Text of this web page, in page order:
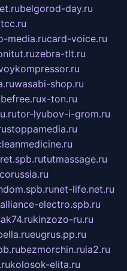
belgorod-day.ru
media.rucard-voice.ru
zebra-tlt.ru
wasabi-shop.ru
x-ton.ru
tor-lyubov-i-grom.ru
stoppamedia.ru
tutmassage.ru
net-life.net.ru
alliance-electro.spb.ru
kinzozo-ru.ru
eugrus.pp.ru
bezmorchin.ruia2.ru
kolosok-elita.ru